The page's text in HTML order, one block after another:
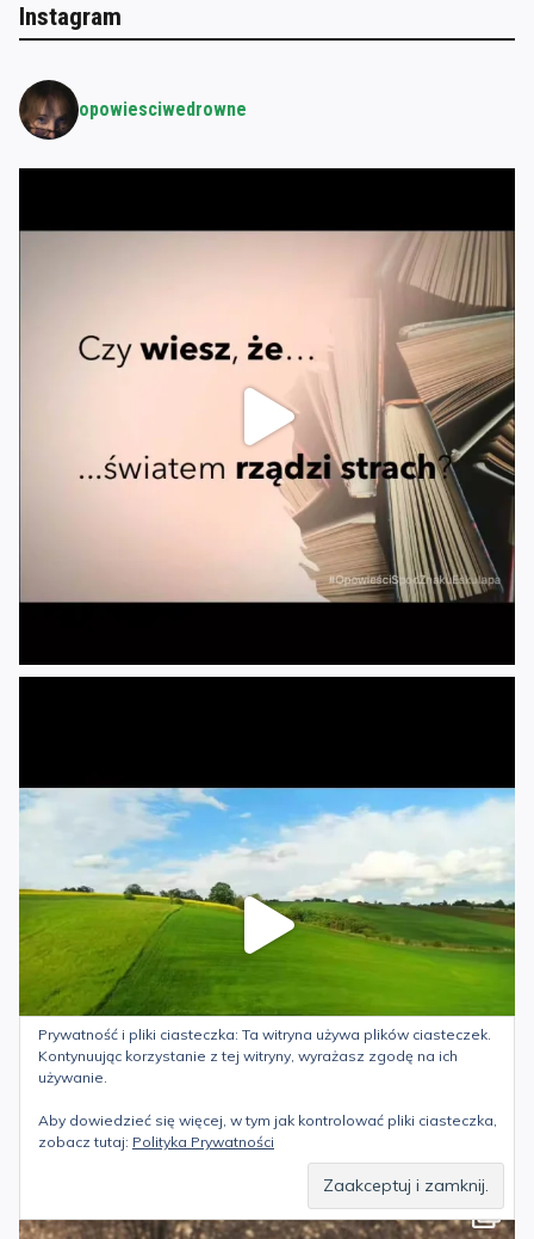
Instagram
opowiesciwedrowne
Prywatność i pliki ciasteczka: Ta witryna używa plików ciasteczek.
Kontynuując korzystanie z tej witryny, wyrażasz zgodę na ich
używanie.
Aby dowiedzieć się więcej, w tym jak kontrolować pliki ciasteczka,
zobacz tutaj: Polityka Prywatności